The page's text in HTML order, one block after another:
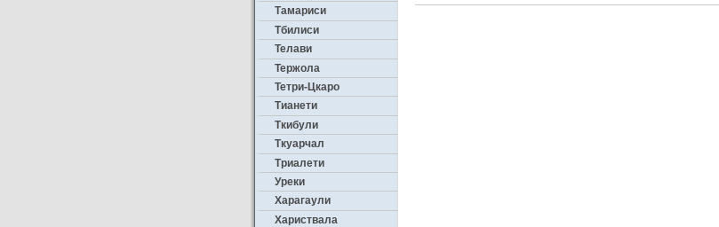
Тамариси
Тбилиси
Телави
Тержола
Тетри-Цкаро
Тианети
Ткибули
Ткуарчал
Триалети
Уреки
Харагаули
Хариствала